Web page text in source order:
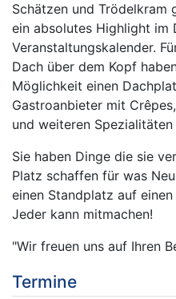
Schätzen und Trödelkram
ein absolutes Highlight im
Veranstaltungskalender.
Dach über dem Kopf
Möglichkeit einen
Gastroanbieter mit
und weiteren
Sie haben Dinge die sie
Platz schaffen für was
einen Standplatz auf
Jeder kann mitmachen!
"Wir freuen uns auf Ihren
Termine